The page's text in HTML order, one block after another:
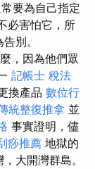
要為自己指定
必害怕它，所
別。
，因為他們眾
記帳士 稅法
換產品 數位行
統整復推拿 並
事實證明，儘
痧推薦 地獄的
大開灣群島。